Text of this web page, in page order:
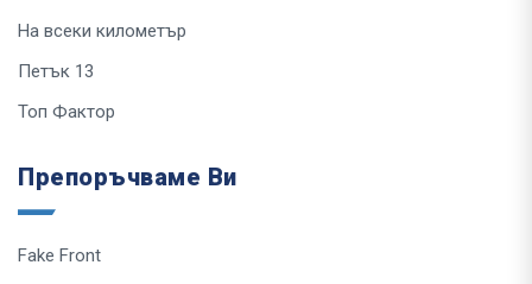
На всеки километър
Петък 13
Топ Фактор
Препоръчваме Ви
Fake Front